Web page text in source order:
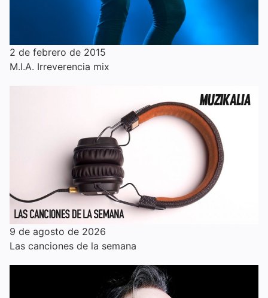
2 de febrero de 2015
M.I.A. Irreverencia mix
9 de agosto de 2026
Las canciones de la semana